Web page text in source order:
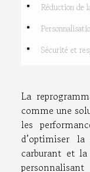
Réduction de
Sécurité et
La
comme une
les
d’optimiser
carburant et